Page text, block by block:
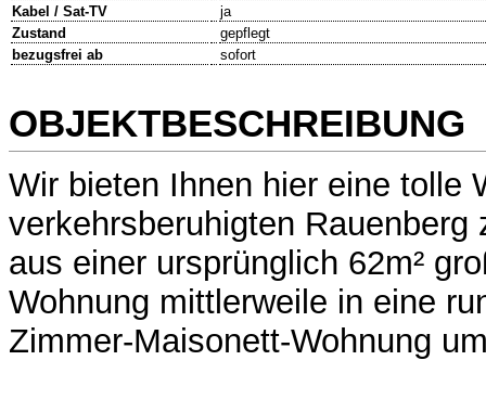
Kabel / Sat-TV
ja
Zustand
gepflegt
bezugsfrei ab
sofort
OBJEKTBESCHREIBUNG
Wir bieten Ihnen hier eine tolle
verkehrsberuhigten Rauenberg
aus einer ursprünglich 62m²
Wohnung mittlerweile in eine
Zimmer-Maisonett-Wohnung